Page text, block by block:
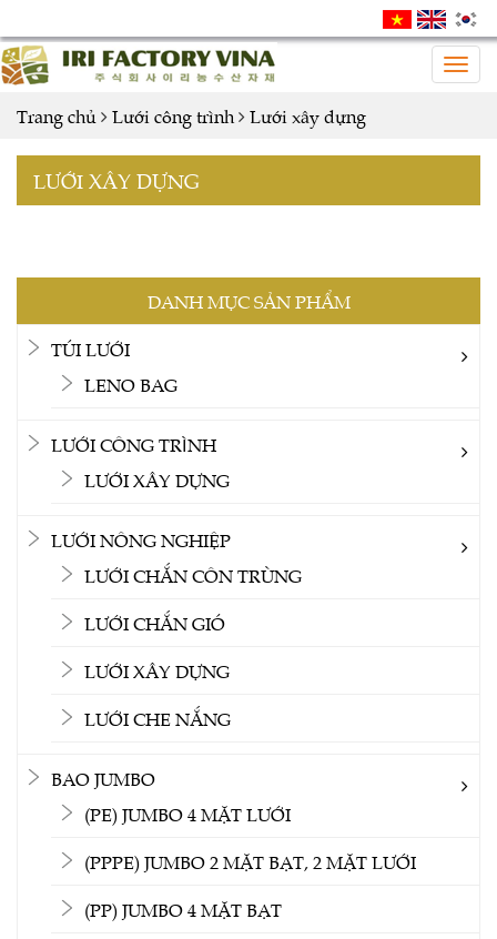
Trang chủ Lưới công trình Lưới xây dựng
LƯỚI XÂY DỰNG
DANH MỤC SẢN PHẨM
TÚI LƯỚI
LENO BAG
LƯỚI CÔNG TRÌNH
LƯỚI XÂY DỰNG
LƯỚI NÔNG NGHIỆP
LƯỚI CHẮN CÔN TRÙNG
LƯỚI CHẮN GIÓ
LƯỚI XÂY DỰNG
LƯỚI CHE NẮNG
BAO JUMBO
(PE) JUMBO 4 MẶT LƯỚI
(PPPE) JUMBO 2 MẶT BẠT, 2 MẶT LƯỚI
(PP) JUMBO 4 MẶT BẠT